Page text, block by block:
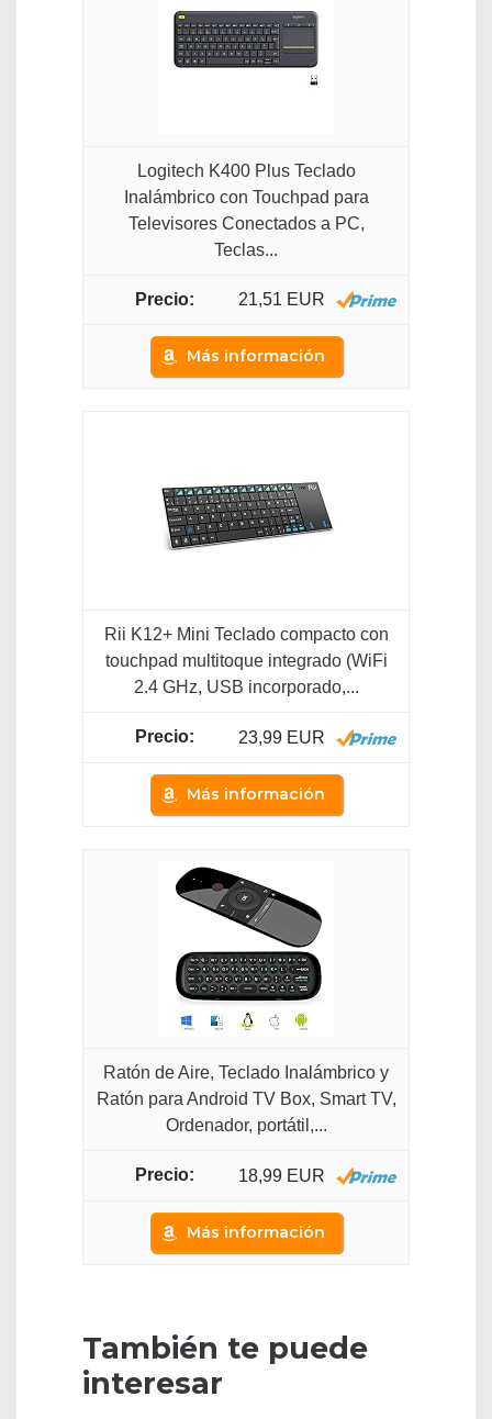
Logitech K400 Plus Teclado
Inalámbrico con Touchpad para
Televisores Conectados a PC,
Teclas...
21,51 EUR
Más información
Rii K12+ Mini Teclado compacto con
touchpad multitoque integrado (WiFi
2.4 GHz, USB incorporado,...
23,99 EUR
Más información
Ratón de Aire, Teclado Inalámbrico y
Ratón para Android TV Box, Smart TV,
Ordenador, portátil,...
18,99 EUR
Más información
También te puede
interesar